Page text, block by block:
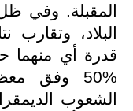
المقبلة. وفي
البلاد، وتقارب
قدرة أي
%50 وفق
الشعوب